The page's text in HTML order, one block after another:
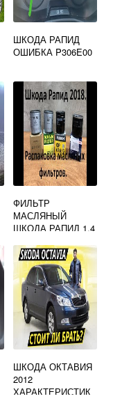
ШКОДА РАПИД
ОШИБКА P306E00
ФИЛЬТР
МАСЛЯНЫЙ
ШКОДА РАПИД 1.4
ШКОДА ОКТАВИЯ
2012
ХАРАКТЕРИСТИК